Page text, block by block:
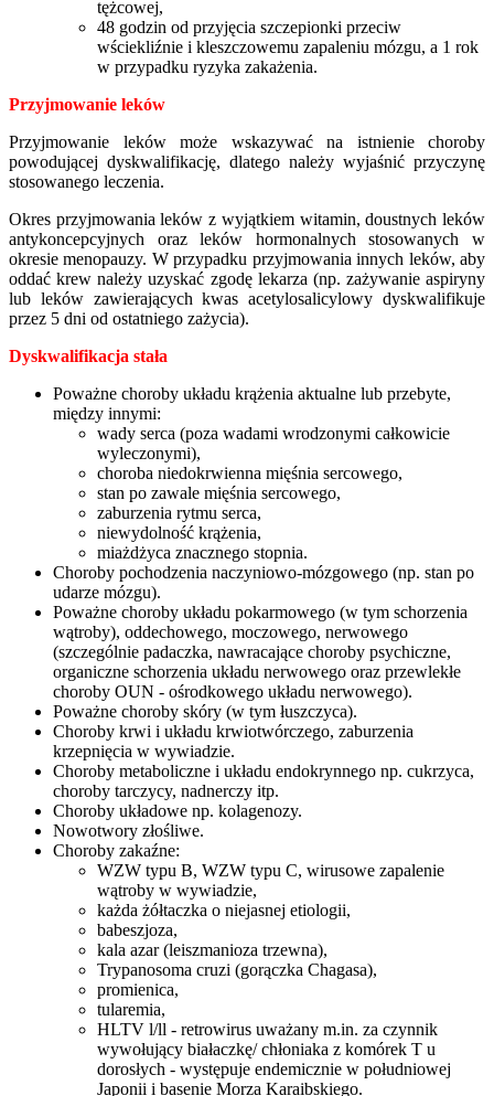
tężcowej,
48 godzin od przyjęcia szczepionki przeciw
wściekliźnie i kleszczowemu zapaleniu mózgu, a 1 rok
w przypadku ryzyka zakażenia.
Przyjmowanie leków
Przyjmowanie leków może wskazywać na istnienie choroby
powodującej dyskwalifikację, dlatego należy wyjaśnić przyczynę
stosowanego leczenia.
Okres przyjmowania leków z wyjątkiem witamin, doustnych leków
antykoncepcyjnych oraz leków hormonalnych stosowanych w
okresie menopauzy. W przypadku przyjmowania innych leków, aby
oddać krew należy uzyskać zgodę lekarza (np. zażywanie aspiryny
lub leków zawierających kwas acetylosalicylowy dyskwalifikuje
przez 5 dni od ostatniego zażycia).
Dyskwalifikacja stała
Poważne choroby układu krążenia aktualne lub przebyte,
między innymi:
wady serca (poza wadami wrodzonymi całkowicie
wyleczonymi),
choroba niedokrwienna mięśnia sercowego,
stan po zawale mięśnia sercowego,
zaburzenia rytmu serca,
niewydolność krążenia,
miażdżyca znacznego stopnia.
Choroby pochodzenia naczyniowo-mózgowego (np. stan po
udarze mózgu).
Poważne choroby układu pokarmowego (w tym schorzenia
wątroby), oddechowego, moczowego, nerwowego
(szczególnie padaczka, nawracające choroby psychiczne,
organiczne schorzenia układu nerwowego oraz przewlekłe
choroby OUN - ośrodkowego układu nerwowego).
Poważne choroby skóry (w tym łuszczyca).
Choroby krwi i układu krwiotwórczego, zaburzenia
krzepnięcia w wywiadzie.
Choroby metaboliczne i układu endokrynnego np. cukrzyca,
choroby tarczycy, nadnerczy itp.
Choroby układowe np. kolagenozy.
Nowotwory złośliwe.
Choroby zakaźne:
WZW typu B, WZW typu C, wirusowe zapalenie
wątroby w wywiadzie,
każda żółtaczka o niejasnej etiologii,
babeszjoza,
kala azar (leiszmanioza trzewna),
Trypanosoma cruzi (gorączka Chagasa),
promienica,
tularemia,
HLTV l/ll - retrowirus uważany m.in. za czynnik
wywołujący białaczkę/ chłoniaka z komórek T u
dorosłych - występuje endemicznie w południowej
Japonii i basenie Morza Karaibskiego.